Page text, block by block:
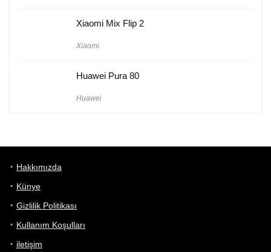
Xiaomi Mix Flip 2
Xiaomi
Huawei Pura 80
Huawei
Hakkımızda
Künye
Gizlilik Politikası
Kullanım Koşulları
iletişim